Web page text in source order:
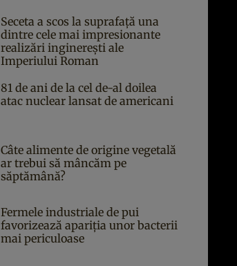
Seceta a scos la suprafață una
dintre cele mai impresionante
realizări inginerești ale
Imperiului Roman
81 de ani de la cel de-al doilea
atac nuclear lansat de americani
Câte alimente de origine vegetală
ar trebui să mâncăm pe
săptămână?
Fermele industriale de pui
favorizează apariția unor bacterii
mai periculoase